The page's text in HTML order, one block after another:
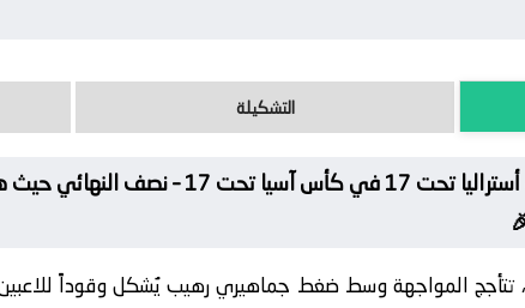
التشكيلة
🔥 شاهد الآن لقاء الصين تحت 17 و أستراليا
تتأجج المواجهة وسط ضغط جماهيري رهيب يُشكل وقوداً